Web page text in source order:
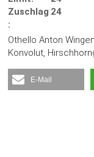
Zuschlag
:
24
Othello Anton
Konvolut,
E-Mail